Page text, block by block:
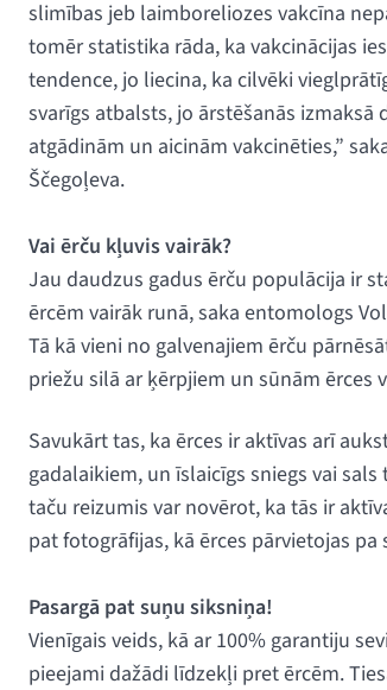
slimības jeb laimboreliozes vakcīna
tomēr statistika rāda, ka vakcinācijas
tendence, jo liecina, ka cilvēki
svarīgs atbalsts, jo ārstēšanās
atgādinām un aicinām vakcinēties,”
Ščegoļeva.
Vai ērču kļuvis vairāk?
Jau daudzus gadus ērču populācija ir
ērcēm vairāk runā, saka entomologs
Tā kā vieni no galvenajiem ērču
priežu silā ar ķērpjiem un sūnām ērces
Savukārt tas, ka ērces ir aktīvas arī
gadalaikiem, un īslaicīgs sniegs vai
taču reizumis var novērot, ka tās ir
pat fotogrāfijas, kā ērces pārvietojas pa
Pasargā pat suņu siksniņa!
Vienīgais veids, kā ar 100% garantiju
pieejami dažādi līdzekļi pret ērcēm.